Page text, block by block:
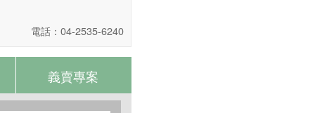
電話：04-2535-6240
義賣專案